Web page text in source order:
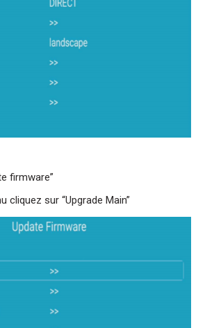
firmware”
cliquez sur “Upgrade Main”